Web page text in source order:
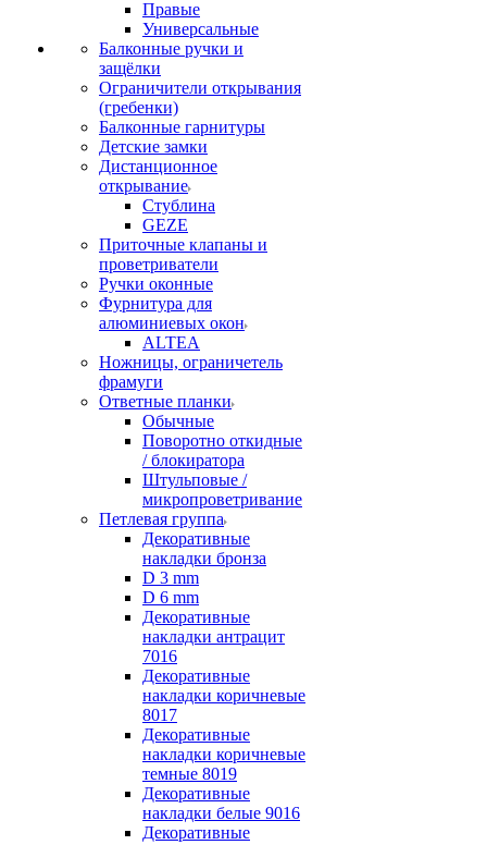
Правые
Универсальные
Балконные ручки и
защёлки
Ограничители открывания
(гребенки)
Балконные гарнитуры
Детские замки
Дистанционное
открывание
Стублина
GEZE
Приточные клапаны и
проветриватели
Ручки оконные
Фурнитура для
алюминиевых окон
ALTEA
Ножницы, ограничетель
фрамуги
Ответные планки
Обычные
Поворотно откидные
/ блокиратора
Штульповые /
микропроветривание
Петлевая группа
Декоративные
накладки бронза
D 3 mm
D 6 mm
Декоративные
накладки антрацит
7016
Декоративные
накладки коричневые
8017
Декоративные
накладки коричневые
темные 8019
Декоративные
накладки белые 9016
Декоративные